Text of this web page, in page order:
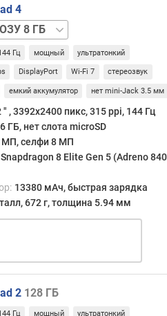
4
Гц мощный ультратонкий
DisplayPort Wi-Fi 7 стереозвук
емкий аккумулятор нет mini-Jack 3.5 мм
″ , 3392x2400 пикс, 315 ppi, 144 Гц
ГБ, нет слота microSD
МП, селфи 8 МП
Snapdragon 8 Elite Gen 5 (Adreno
13380 мАч, быстрая зарядка
672 г, толщина 5.94 мм
2 128 ГБ
Гц мощный ультратонкий